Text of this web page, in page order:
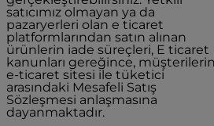
satıcımız olmayan ya da
pazaryerleri olan e ticaret
platformlarından satın alınan
ürünlerin iade süreçleri, E ticaret
kanunları gereğince, müşterilerin
e-ticaret sitesi ile tüketici
arasındaki Mesafeli Satış
Sözleşmesi anlaşmasına
dayanmaktadır.